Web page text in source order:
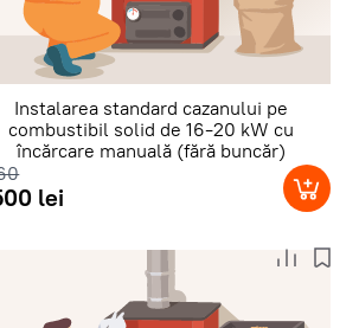
Instalarea standard cazanului pe
combustibil solid de 16-20 kW cu
încărcare manuală (fără buncăr)
lei